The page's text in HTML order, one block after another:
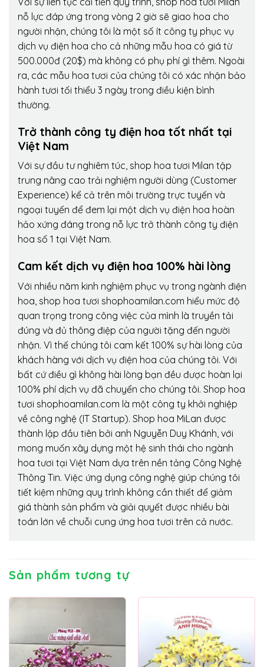
nỗ lực đáp ứng trong vòng 2 giờ sẽ giao hoa cho
người nhận, chúng tôi là một số ít công ty phục vụ
dịch vụ điện hoa cho cả những mẫu hoa có giá từ
500.000đ (20$) mà không có phụ phí gì thêm. Ngoài
ra, các mẫu hoa tươi của chúng tôi có xác nhận bảo
hành tươi tối thiểu 3 ngày trong điều kiện bình
thường.
Trở thành công ty điện hoa tốt nhất tại
Việt Nam
Với sự đầu tư nghiêm túc, shop hoa tươi Milan tập
trung nâng cao trải nghiệm người dùng (Customer
Experience) kể cả trên môi trường trực tuyến và
ngoại tuyến để đem lại một dịch vụ điện hoa hoàn
hảo xứng đáng trong nỗ lực trở thành công ty điện
hoa số 1 tại Việt Nam.
Cam kết dịch vụ điện hoa 100% hài lòng
Với nhiều năm kinh nghiệm phục vụ trong ngành điện
hoa, shop hoa tươi shophoamilan.com hiểu mức độ
quan trọng trong công việc của mình là truyền tải
đúng và đủ thông điệp của người tặng đến người
nhận. Vì thế chúng tôi cam kết 100% sự hài lòng của
khách hàng với dịch vụ điện hoa của chúng tôi. Với
bất cứ điều gì không hài lòng bạn đều được hoàn lại
100% phí dịch vụ đã chuyển cho chúng tôi. Shop hoa
tươi shophoamilan.com là một công ty khởi nghiệp
về công nghệ (IT Startup). Shop hoa MiLan được
thành lập đầu tiên bởi anh Nguyễn Duy Khánh, với
mong muốn xây dựng một hệ sinh thái cho ngành
hoa tươi tại Việt Nam dựa trên nền tảng Công Nghệ
Thông Tin. Việc ứng dụng công nghệ giúp chúng tôi
tiết kiệm những quy trình không cần thiết để giảm
giá thành sản phẩm và giải quyết được nhiều bài
toán lớn về chuỗi cung ứng hoa tươi trên cả nước.
Sản phẩm tương tự